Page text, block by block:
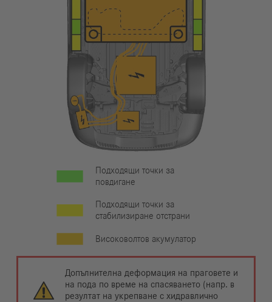
Подходящи точки за
повдигане
Подходящи точки за
стабилизиране отстрани
Високоволтов акумулатор
Допълнителна деформация на праговете и
на пода по време на спасяването (напр. в
резултат на укрепване с хидравлично